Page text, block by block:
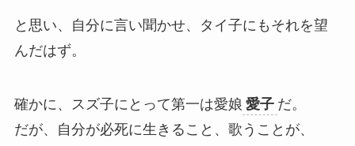
と思い、自分に言い聞かせ、タイ子にもそれを望
んだはず。
確かに、スズ子にとって第一は愛娘 愛子 だ。
だが、自分が必死に生きること、歌うことが、